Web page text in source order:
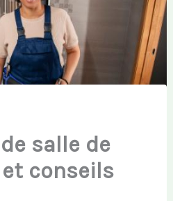
salle de
conseils